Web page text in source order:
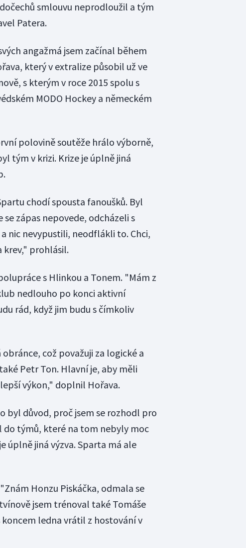
smlouvu neprodloužil a tým
Patera.
angažmá jsem začínal během
který v extralize působil už ve
s kterým v roce 2015 spolu s
MODO Hockey a německém
polovině soutěže hrálo výborně,
tým v krizi. Krize je úplně jiná
chodí spousta fanoušků. Byl
zápas nepovede, odcházeli s
nic nevypustili, neodflákli to. Chci,
krev," prohlásil.
s Hlinkou a Tonem. "Mám z
nedlouho po konci aktivní
rád, když jim budu s čímkoliv
což považuji za logické a
Petr Ton. Hlavní je, aby měli
výkon," doplnil Hořava.
byl důvod, proč jsem se rozhodl pro
do týmů, které na tom nebyly moc
úplně jiná výzva. Sparta má ale
Honzu Piskáčka, odmala se
jsem trénoval také Tomáše
ledna vrátil z hostování v